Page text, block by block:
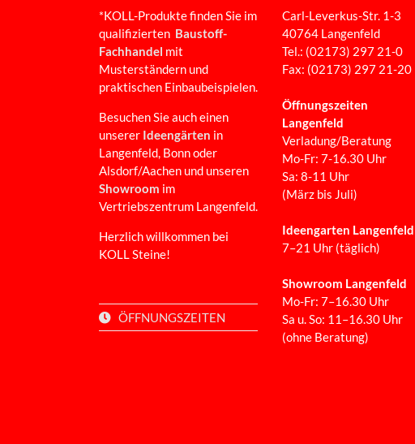
*KOLL-Produkte finden Sie im
qualifizierten Baustoff-
Fachhandel mit
Musterständern und
praktischen Einbaubeispielen.
Besuchen Sie auch einen
unserer Ideengärten in
Langenfeld, Bonn oder
Alsdorf/Aachen und unseren
Showroom im
Vertriebszentrum Langenfeld.
Herzlich willkommen bei
KOLL Steine!
ÖFFNUNGSZEITEN
Carl-Leverkus-Str. 1-3
40764 Langenfeld
Tel.: (02173) 297 21-0
Fax: (02173) 297 21-20
Öffnungszeiten
Langenfeld
Verladung/Beratung
Mo-Fr: 7-16.30 Uhr
Sa: 8-11 Uhr
(März bis Juli)
Ideengarten Langenfeld
7–21 Uhr (täglich)
Showroom Langenfeld
Mo-Fr: 7–16.30 Uhr
Sa u. So: 11–16.30 Uhr
(ohne Beratung)